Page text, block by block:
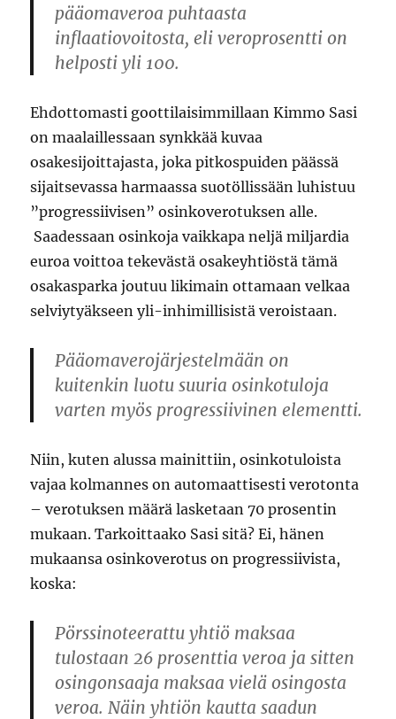
pääomaveroa puhtaasta
inflaatiovoitosta, eli veroprosentti on
helposti yli 100.
Ehdottomasti goottilaisimmillaan Kimmo Sasi
on maalaillessaan synkkää kuvaa
osakesijoittajasta, joka pitkospuiden päässä
sijaitsevassa harmaassa suotöllissään luhistuu
”progressiivisen” osinkoverotuksen alle.
Saadessaan osinkoja vaikkapa neljä miljardia
euroa voittoa tekevästä osakeyhtiöstä tämä
osakasparka joutuu likimain ottamaan velkaa
selviytyäkseen yli-inhimillisistä veroistaan.
Pääomaverojärjestelmään on
kuitenkin luotu suuria osinkotuloja
varten myös progressiivinen elementti.
Niin, kuten alussa mainittiin, osinkotuloista
vajaa kolmannes on automaattisesti verotonta
– verotuksen määrä lasketaan 70 prosentin
mukaan. Tarkoittaako Sasi sitä? Ei, hänen
mukaansa osinkoverotus on progressiivista,
koska:
Pörssinoteerattu yhtiö maksaa
tulostaan 26 prosenttia veroa ja sitten
osingonsaaja maksaa vielä osingosta
veroa. Näin yhtiön kautta saadun